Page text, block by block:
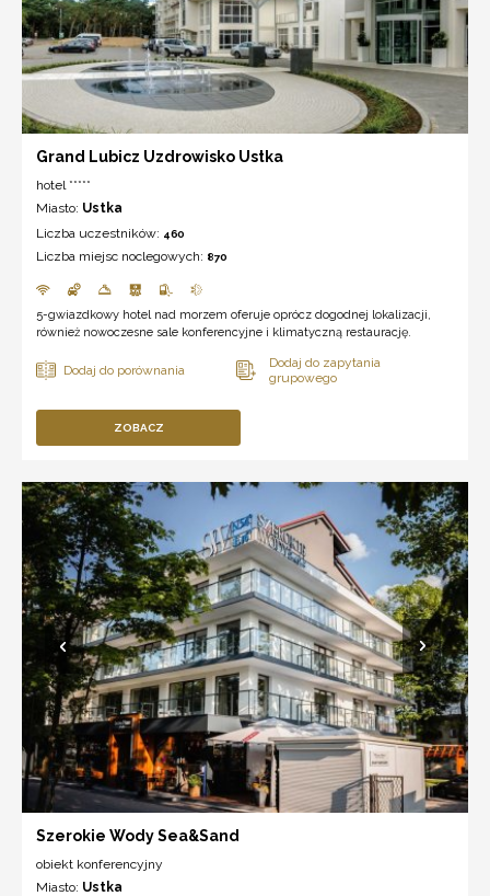
Grand Lubicz Uzdrowisko Ustka
hotel *****
Miasto: Ustka
Liczba uczestników: 460
Liczba miejsc noclegowych: 870
5-gwiazdkowy hotel nad morzem oferuje oprócz dogodnej lokalizacji,
również nowoczesne sale konferencyjne i klimatyczną restaurację.
ZOBACZ
Szerokie Wody Sea&Sand
obiekt konferencyjny
Miasto: Ustka